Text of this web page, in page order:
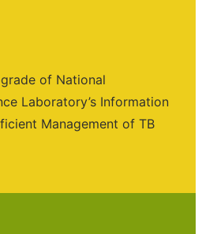
of National
Laboratory’s Information
Management of TB